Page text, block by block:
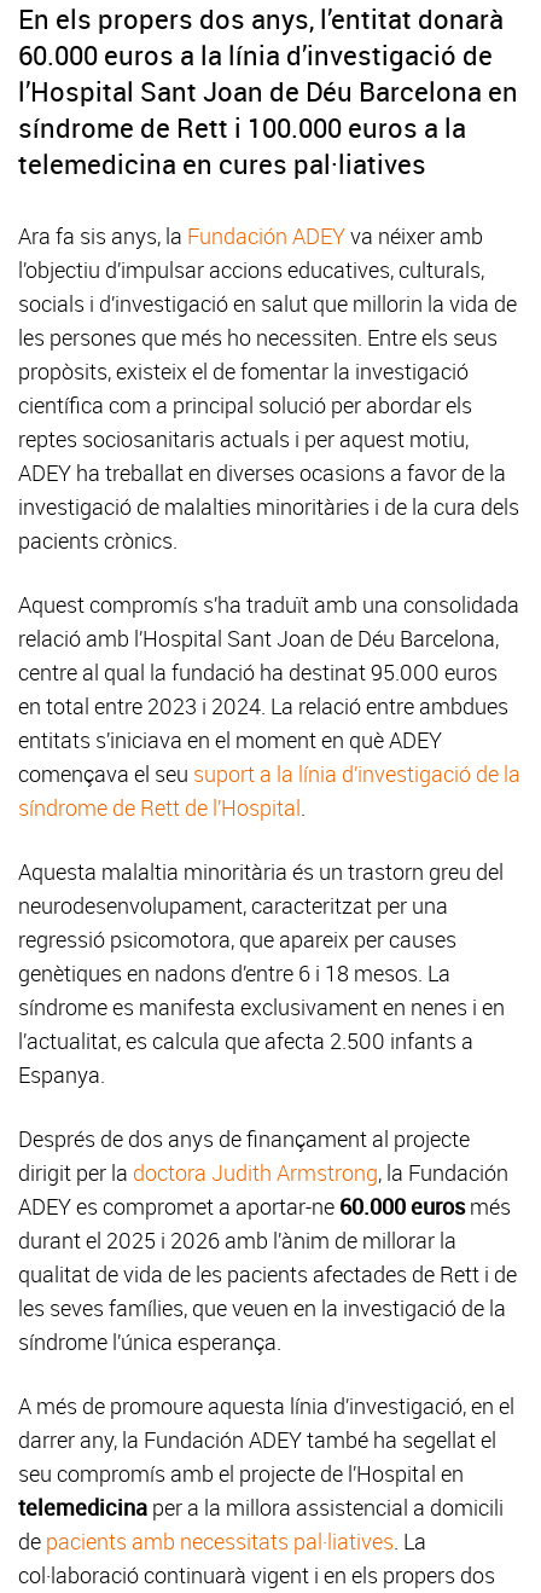
En els propers dos anys, l’entitat donarà
60.000 euros a la línia d’investigació de
l’Hospital Sant Joan de Déu Barcelona en
síndrome de Rett i 100.000 euros a la
telemedicina en cures pal·liatives
Ara fa sis anys, la Fundación ADEYva néixer amb
l’objectiu d’impulsar accions educatives, culturals,
socials i d’investigació en salut que millorin la vida de
les persones que més ho necessiten. Entre els seus
propòsits, existeix el de fomentar la investigació
científica com a principal solució per abordar els
reptes sociosanitaris actuals i per aquest motiu,
ADEY ha treballat en diverses ocasions a favor de la
investigació de malalties minoritàries i de la cura dels
pacients crònics.
Aquest compromís s’ha traduït amb una consolidada
relació amb l’Hospital Sant Joan de Déu Barcelona,
centre al qual la fundació ha destinat 95.000 euros
en total entre 2023 i 2024. La relació entre ambdues
entitats s’iniciava en el moment en què ADEY
començava el seu suport a la línia d’investigació de la
síndrome de Rett de l’Hospital.
Aquesta malaltia minoritària és un trastorn greu del
neurodesenvolupament, caracteritzat per una
regressió psicomotora, que apareix per causes
genètiques en nadons d’entre 6 i 18 mesos. La
síndrome es manifesta exclusivament en nenes i en
l’actualitat, es calcula que afecta 2.500 infants a
Espanya.
Després de dos anys de finançament al projecte
dirigit per la doctora Judith Armstrong, la Fundación
ADEY es compromet a aportar-ne 60.000 eurosmés
durant el 2025 i 2026 amb l’ànim de millorar la
qualitat de vida de les pacients afectades de Rett i de
les seves famílies, que veuen en la investigació de la
síndrome l’única esperança.
A més de promoure aquesta línia d’investigació, en el
darrer any, la Fundación ADEY també ha segellat el
seu compromís amb el projecte de l’Hospital en
telemedicina per a la millora assistencial a domicili
de pacients amb necessitats pal·liatives. La
col·laboració continuarà vigent i en els propers dos